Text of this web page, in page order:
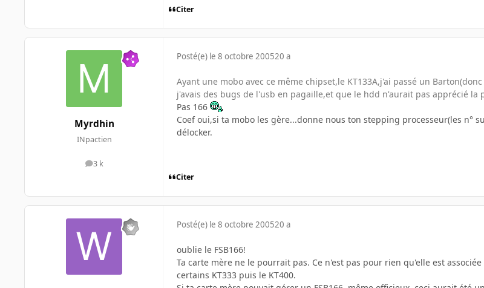
Citer
Myrdhin
INpactien
3 k
messages
Posté(e) le 8 octobre 200520 a
Ayant une mobo avec ce même chipset,le KT133A,j'ai passé un
j'avais des bugs de l'usb en pagaille,et que le hdd n'aurait pas apprécié la
Pas 166
Coef oui,si ta mobo les gère...donne nous ton stepping processeur(les n°
délocker.
Citer
Posté(e) le 8 octobre 200520 a
oublie le FSB166!
Ta carte mère ne le pourrait pas. Ce n'est pas pour rien qu'elle est
certains KT333 puis le KT400.